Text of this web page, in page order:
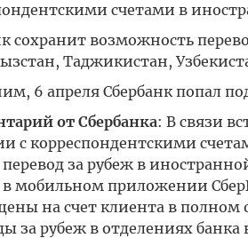
счетами в
сохранит возможность
Таджикистан,
6 апреля Сбербанк попал
от Сбербанка: В связи
с корреспондентскими
перевод за рубеж в
в мобильном приложении
на счет клиента в полном
за рубеж в отделениях